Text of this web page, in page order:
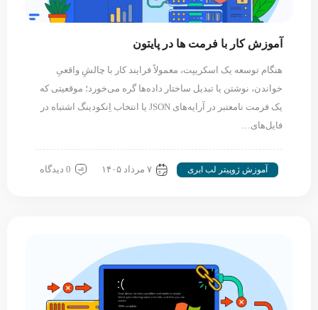
آموزش کار با فرمت ها در پایتون
هنگام توسعه یک اسکریپت، معمولاً فرایند کار با چالشِ واقعیِ
خواندن، نوشتن یا تبدیل ساختار داده‌ها گره می‌خورد؛ موقعیتی که
یک فرمت نامعتبر در آرایه‌های JSON یا انتخاب اِنکودینگ اشتباه در
فایل‌های…
آموزش ژوپیتر لب ابری ۷ مرداد ۱۴۰۵ 0 دیدگاه